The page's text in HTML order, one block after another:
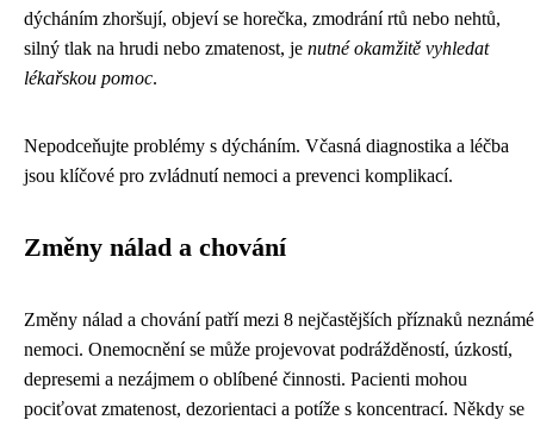
dýcháním zhoršují, objeví se horečka, zmodrání rtů nebo nehtů,
silný tlak na hrudi nebo zmatenost, je nutné okamžitě vyhledat
lékařskou pomoc.
Nepodceňujte problémy s dýcháním. Včasná diagnostika a léčba
jsou klíčové pro zvládnutí nemoci a prevenci komplikací.
Změny nálad a chování
Změny nálad a chování patří mezi 8 nejčastějších příznaků neznámé
nemoci. Onemocnění se může projevovat podrážděností, úzkostí,
depresemi a nezájmem o oblíbené činnosti. Pacienti mohou
pociťovat zmatenost, dezorientaci a potíže s koncentrací. Někdy se